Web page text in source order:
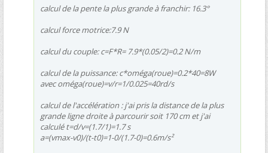
calcul de la pente la plus grande à franchir: 16.3°
calcul force motrice:7.9 N
calcul du couple: c=F*R= 7.9*(0.05/2)=0.2 N/m
calcul de la puissance: c*oméga(roue)=0.2*40=8W
avec oméga(roue)=v/r=1/0.025=40rd/s
calcul de l'accélération : j'ai pris la distance de la plus
grande ligne droite à parcourir soit 170 cm et j'ai
calculé t=d/v=(1.7/1)=1.7 s
a=(vmax-v0)/(t-t0)=1-0/(1.7-0)=0.6m/s²